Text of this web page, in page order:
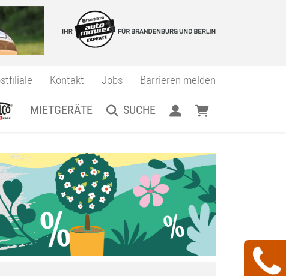
Kontakt Jobs Barrieren melden
MIETGERÄTE SUCHE